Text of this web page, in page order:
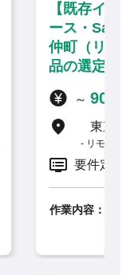
閲覧環境のリプレ
技術支援】門前
／セキュリティ製
流インフラ案件
ネット閲覧環境システム